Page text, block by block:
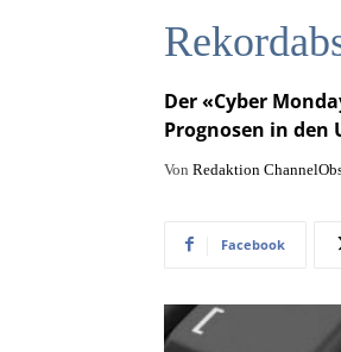
Der «Cyber
Prognosen in den
Von Redaktion
Facebook